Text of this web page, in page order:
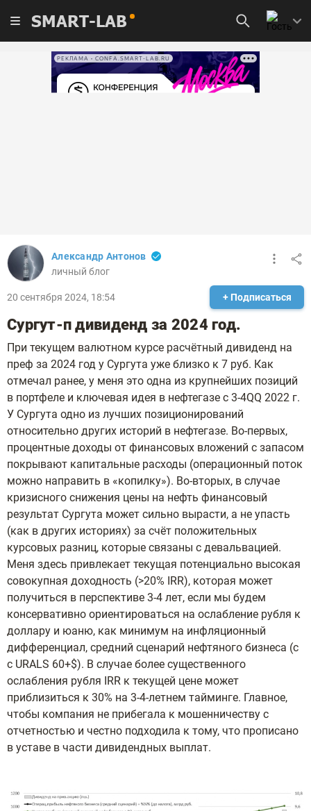
SMART-LAB
РЕКЛАМА • CONFA.SMART-LAB.RU
Александр Антонов
личный блог
20 сентября 2024, 18:54 + Подписаться
Сургут-п дивиденд за 2024 год.
При текущем валютном курсе расчётный дивиденд на
преф за 2024 год у Сургута уже близко к 7 руб. Как
отмечал ранее, у меня это одна из крупнейших позиций
в портфеле и ключевая идея в нефтегазе с 3-4QQ 2022 г.
У Сургута одно из лучших позиционирований
относительно других историй в нефтегазе. Во-первых,
процентные доходы от финансовых вложений с запасом
покрывают капитальные расходы (операционный поток
можно направить в «копилку»). Во-вторых, в случае
кризисного снижения цены на нефть финансовый
результат Сургута может сильно вырасти, а не упасть
(как в других историях) за счёт положительных
курсовых разниц, которые связаны с девальвацией.
Меня здесь привлекает текущая потенциально высокая
совокупная доходность (>20% IRR), которая может
получиться в перспективе 3-4 лет, если мы будем
консервативно ориентироваться на ослабление рубля к
доллару и юаню, как минимум на инфляционный
дифференциал, средний сценарий нефтяного бизнеса (с
с URALS 60+$). В случае более существенного
ослабления рубля IRR к текущей цене может
приблизиться к 30% на 3-4-летнем тайминге. Главное,
чтобы компания не прибегала к мошенничеству с
отчетностью и честно подходила к тому, что прописано
в уставе в части дивидендных выплат.